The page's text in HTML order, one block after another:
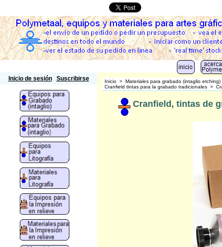
Inicio de sesión Suscribirse Inicio > Materiales para grabado (intaglio etching)
Cranfield tintas para la grabado tradicionales >
Cranfield, tintas de